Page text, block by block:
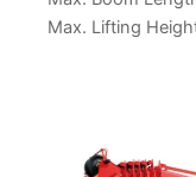
Max. Lifting